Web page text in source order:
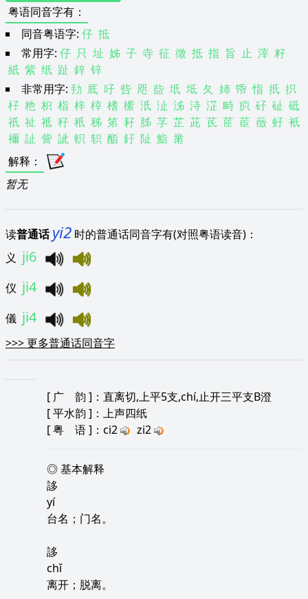
粤语同音字有 ：
同音粤语字: 仔 抵
常用字: 仔 只 址 姊 子 寺 征 徵 抵 指 旨 止 滓 籽
紙 紫 纸 趾 鋅 锌
非常用字: 劧 厎 吇 呰 咫 啙 坁 坻 夂 姉 帋 恉 扺 抧
杍 杝 枳 栺 梓 榟 榰 橴 汦 沚 泲 洔 淽 畤 疻 矷 砋 砥
祇 祉 祗 秄 秖 秭 笫 耔 胏 芓 芷 茈 茋 茝 茞 藢 虸 衹
襧 訨 訾 訿 軹 轵 酯 釨 阯 鮨 黹
解释 ：
暂无
读普通话 yi2 时的普通话同音字有(对照粤语读音)：
义 ji6
仪 ji4
儀 ji4
>>>更多普通话同音字
[ 广 韵 ]：直离切,上平5支,chí,止开三平支B澄
[平水韵 ]：上声四纸
[粤 语]：ci2 zi2
◎ 基本解释
誃
yí
台名；门名。
誃
chǐ
离开；脱离。